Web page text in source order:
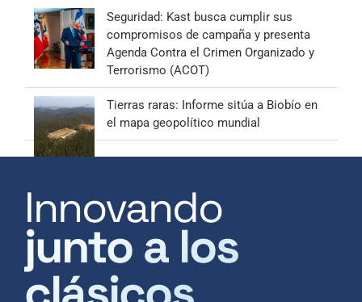
Seguridad: Kast busca cumplir sus
compromisos de campaña y presenta
Agenda Contra el Crimen Organizado y
Terrorismo (ACOT)
Tierras raras: Informe sitúa a Biobío en
el mapa geopolítico mundial
Innovando
junto a los